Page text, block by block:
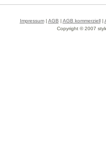
Impressum| AGB | AGB kommerziell|
Copyright © 2007